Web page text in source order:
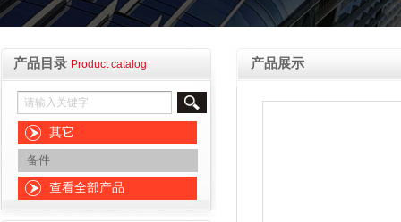
产品目录 Product catalog
其它
备件
查看全部产品
产品展示